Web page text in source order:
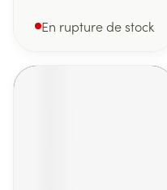
En rupture de stock